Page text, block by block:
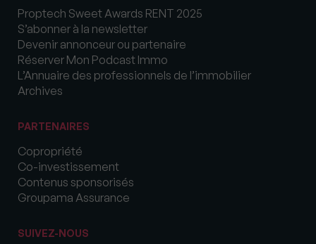
Proptech Sweet Awards RENT 2025
S’abonner à la newsletter
Devenir annonceur ou partenaire
Réserver Mon Podcast Immo
L’Annuaire des professionnels de l’immobilier
Archives
PARTENAIRES
Copropriété
Co-investissement
Contenus sponsorisés
Groupama Assurance
SUIVEZ-NOUS